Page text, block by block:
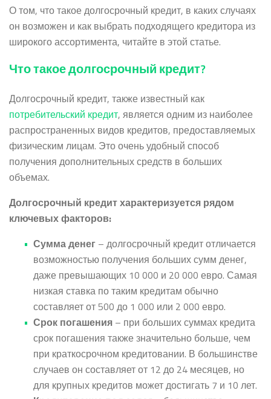
О том, что такое долгосрочный кредит, в каких случаях
он возможен и как выбрать подходящего кредитора из
широкого ассортимента, читайте в этой статье.
Что такое долгосрочный кредит?
Долгосрочный кредит, также известный как
потребительский кредит, является одним из наиболее
распространенных видов кредитов, предоставляемых
физическим лицам. Это очень удобный способ
получения дополнительных средств в больших
объемах.
Долгосрочный кредит характеризуется рядом
ключевых факторов:
Сумма денег – долгосрочный кредит отличается
возможностью получения больших сумм денег,
даже превышающих 10 000 и 20 000 евро. Самая
низкая ставка по таким кредитам обычно
составляет от 500 до 1 000 или 2 000 евро.
Срок погашения – при больших суммах кредита
срок погашения также значительно больше, чем
при краткосрочном кредитовании. В большинстве
случаев он составляет от 12 до 24 месяцев, но
для крупных кредитов может достигать 7 и 10 лет.